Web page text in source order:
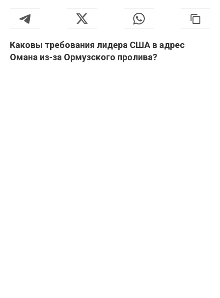
Каковы требования лидера США в адрес
Омана из-за Ормузского пролива?